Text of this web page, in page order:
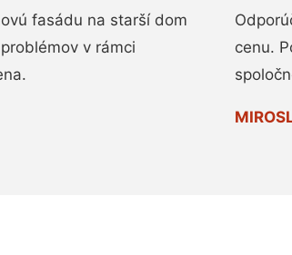
fasádu na starší dom
v rámci
cenu.